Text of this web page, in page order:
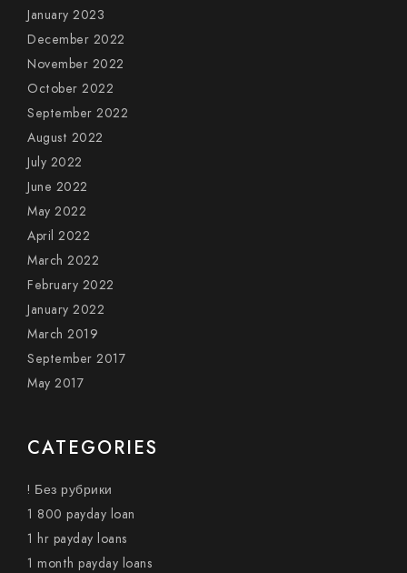
January 2023
December 2022
November 2022
October 2022
September 2022
August 2022
July 2022
June 2022
May 2022
April 2022
March 2022
February 2022
January 2022
March 2019
September 2017
May 2017
CATEGORIES
! Без рубрики
1 800 payday loan
1 hr payday loans
1 month payday loans